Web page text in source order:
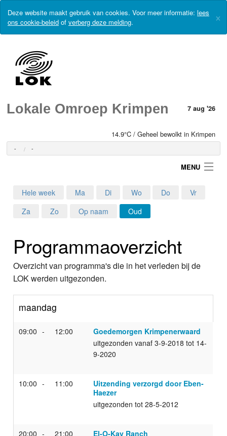
Deze website maakt gebruik van cookies. Voor meer informatie: lees
ons cookie-beleid of verberg deze melding. ×
Lokale Omroep Krimpen 7 aug '26
14.9°C / Geheel bewolkt in Krimpen
- -
MENU
Programma's
Nieuws
Video
Hele week Ma Di Wo Do
Vr
Za
Zo Op naam Oud
Programmaoverzicht
Overzicht van programma's die in het verleden bij de
LOK werden uitgezonden.
maandag
09:00 12:00
Goedemorgen Krimpenerwaard
uitgezonden vanaf 3-9-2018 tot 14-
9-2020
10:00 11:00
Uitzending verzorgd door Eben-
Haezer
uitgezonden tot 28-5-2012
20:00 21:00
El-O-Kay Ranch